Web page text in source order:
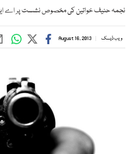
نجمہ حنیف خواتین کی مخصوص نشست پر اے این
ویب ڈیسک August 16, 2013